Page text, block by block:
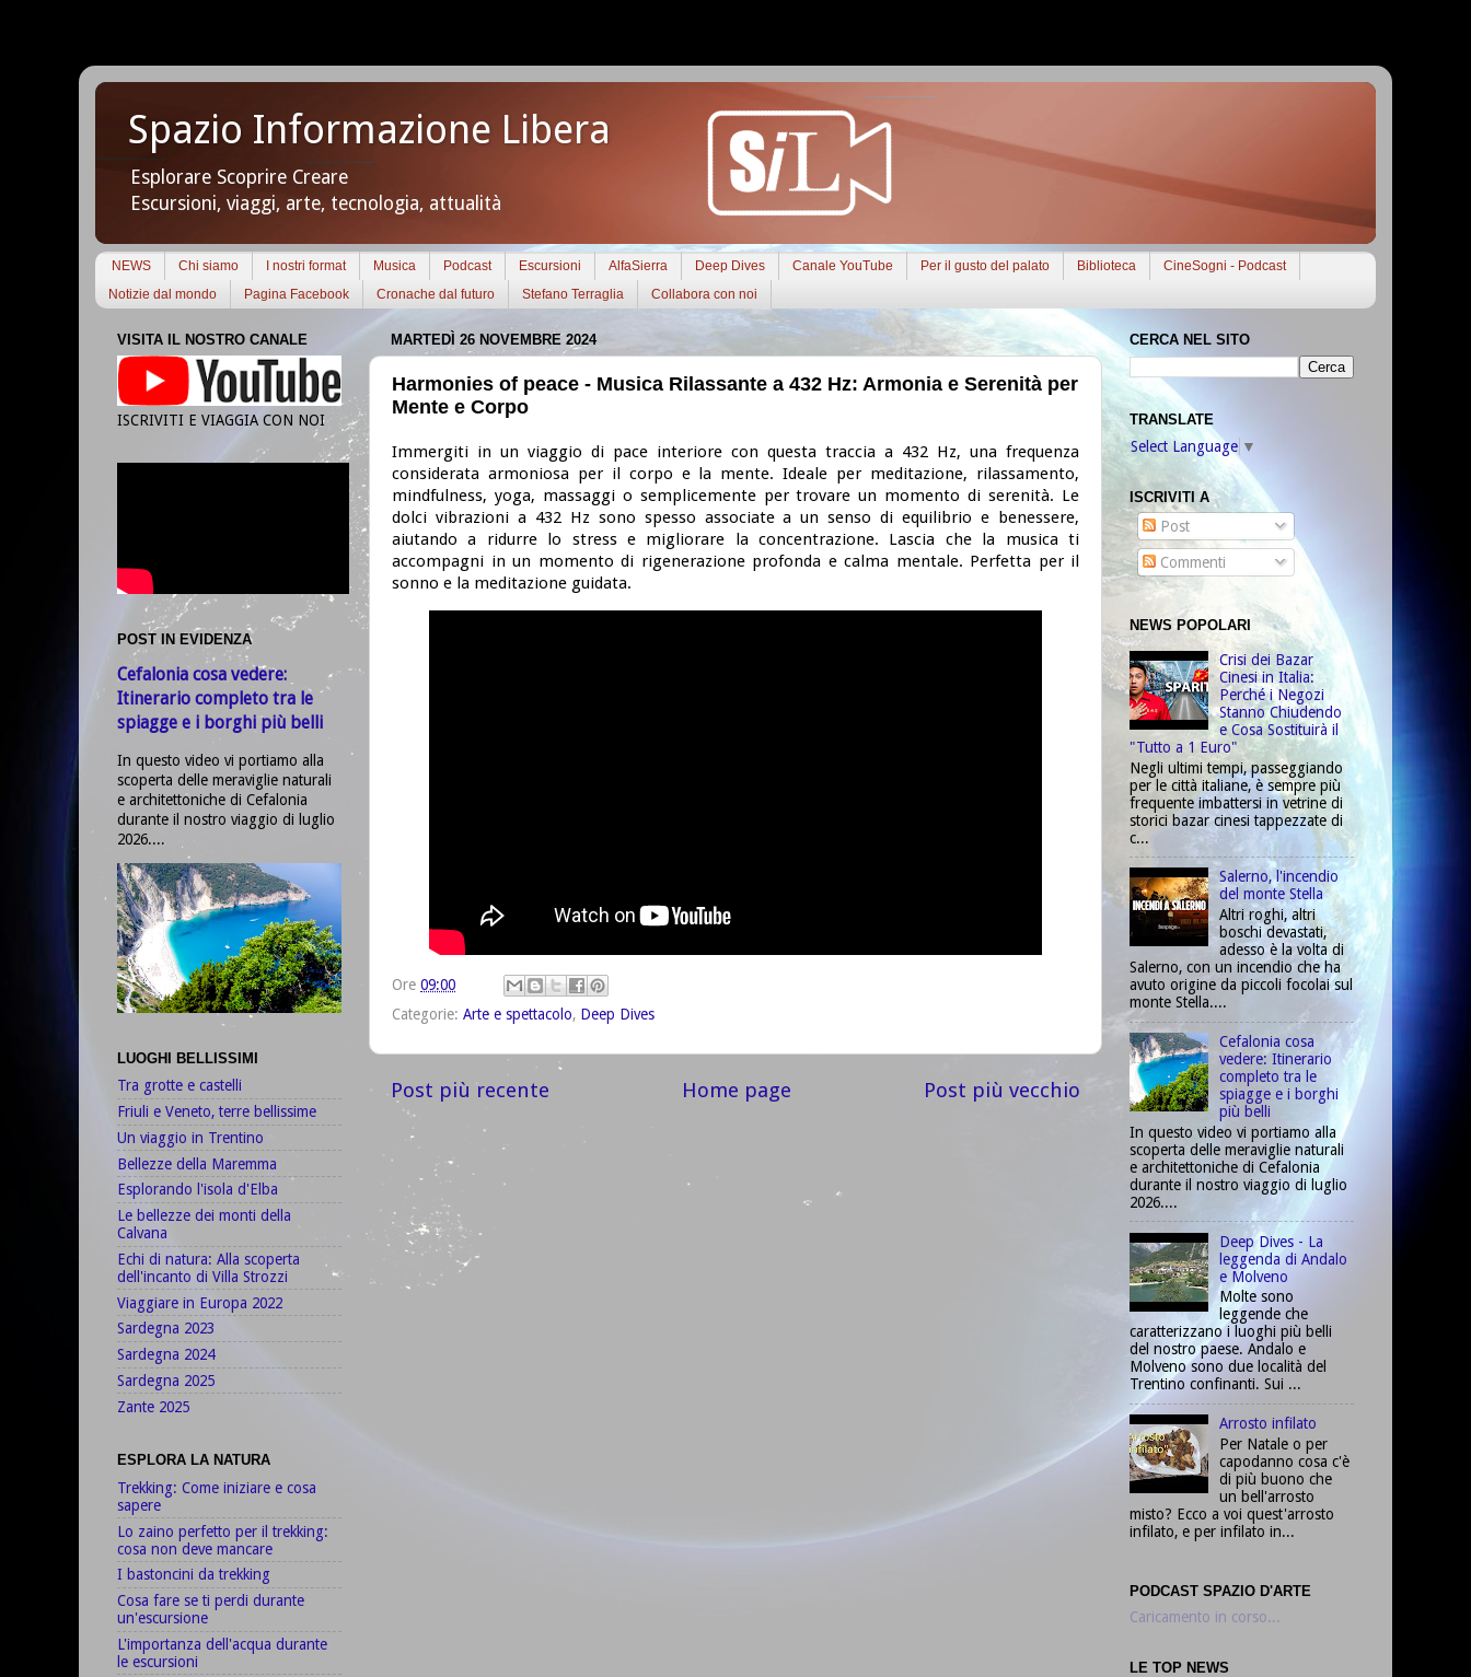
Spazio Informazione Libera
Esplorare Scoprire Creare
Escursioni, viaggi, arte, tecnologia, attualità
NEWS Chi siamo I nostri format Musica Podcast Escursioni AlfaSierra Deep Dives Canale YouTube Per il gusto del palato Biblioteca
CineSogni - Podcast
Notizie dal mondo
Pagina Facebook Cronache dal futuro Stefano Terraglia Collabora con noi
MARTEDÌ 26 NOVEMBRE 2024
Harmonies of peace - Musica Rilassante a 432 Hz: Armonia e Serenità per
Mente e Corpo
Immergiti in un viaggio di pace interiore con questa traccia a 432 Hz, una frequenza
considerata armoniosa per il corpo e la mente. Ideale per meditazione, rilassamento,
mindfulness, yoga, massaggi o semplicemente per trovare un momento di serenità. Le
dolci vibrazioni a 432 Hz sono spesso associate a un senso di equilibrio e benessere,
aiutando a ridurre lo stress e migliorare la concentrazione. Lascia che la musica ti
accompagni in un momento di rigenerazione profonda e calma mentale. Perfetta per il
sonno e la meditazione guidata.
Ore 09:00
Categorie: Arte e spettacolo, Deep Dives
Post più recente Post più vecchio
Home page
VISITA IL NOSTRO CANALE
ISCRIVITI E VIAGGIA CON NOI
POST IN EVIDENZA
Cefalonia cosa vedere:
Itinerario completo tra le
spiagge e i borghi più belli
In questo video vi portiamo alla
scoperta delle meraviglie naturali
e architettoniche di Cefalonia
durante il nostro viaggio di luglio
2026....
LUOGHI BELLISSIMI
Tra grotte e castelli
Friuli e Veneto, terre bellissime
Un viaggio in Trentino
Bellezze della Maremma
Esplorando l'isola d'Elba
Le bellezze dei monti della
Calvana
Echi di natura: Alla scoperta
dell'incanto di Villa Strozzi
Viaggiare in Europa 2022
Sardegna 2023
Sardegna 2024
Sardegna 2025
Zante 2025
ESPLORA LA NATURA
Trekking: Come iniziare e cosa
sapere
Lo zaino perfetto per il trekking:
cosa non deve mancare
I bastoncini da trekking
Cosa fare se ti perdi durante
un'escursione
L'importanza dell'acqua durante
le escursioni
CERCA NEL SITO
TRANSLATE
Select Language ▼
ISCRIVITI A
Post
Commenti
NEWS POPOLARI
Crisi dei Bazar
Cinesi in Italia:
Perché i Negozi
Stanno Chiudendo
e Cosa Sostituirà il
"Tutto a 1 Euro"
Negli ultimi tempi, passeggiando
per le città italiane, è sempre più
frequente imbattersi in vetrine di
storici bazar cinesi tappezzate di
c...
Salerno, l'incendio
del monte Stella
Altri roghi, altri
boschi devastati,
adesso è la volta di
Salerno, con un incendio che ha
avuto origine da piccoli focolai sul
monte Stella....
Cefalonia cosa
vedere: Itinerario
completo tra le
spiagge e i borghi
più belli
In questo video vi portiamo alla
scoperta delle meraviglie naturali
e architettoniche di Cefalonia
durante il nostro viaggio di luglio
2026....
Deep Dives - La
leggenda di Andalo
e Molveno
Molte sono
leggende che
caratterizzano i luoghi più belli
del nostro paese. Andalo e
Molveno sono due località del
Trentino confinanti. Sui ...
Arrosto infilato
Per Natale o per
capodanno cosa c'è
di più buono che
un bell'arrosto
misto? Ecco a voi quest'arrosto
infilato, e per infilato in...
PODCAST SPAZIO D'ARTE
Caricamento in corso...
LE TOP NEWS